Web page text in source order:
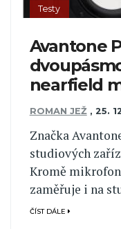
Testy
Avantone
nearfield
ROMAN JEŽ , 25.
Značka
studiových
Kromě
zaměřuje i na
ČÍST DÁLE